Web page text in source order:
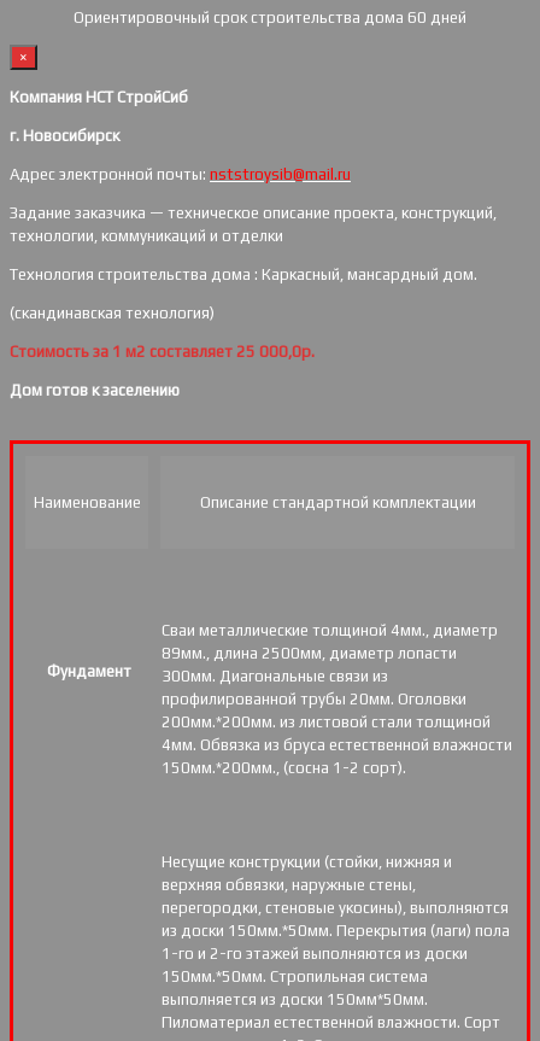
Ориентировочный срок строительства дома 60 дней
×
Компания НСТ СтройСиб
г. Новосибирск
Адрес электронной почты: nststroysib@mail.ru
Задание заказчика — техническое описание проекта, конструкций,
технологии, коммуникаций и отделки
Технология строительства дома : Каркасный, мансардный дом.
(скандинавская технология)
Стоимость за 1 м2 составляет 25 000,0р.
Дом готов к заселению
Наименование Описание стандартной комплектации
Фундамент
Сваи металлические толщиной 4мм., диаметр
89мм., длина 2500мм, диаметр лопасти
300мм. Диагональные связи из
профилированной трубы 20мм. Оголовки
200мм.*200мм. из листовой стали толщиной
4мм. Обвязка из бруса естественной влажности
150мм.*200мм., (сосна 1-2 сорт).
Несущие конструкции (стойки, нижняя и
верхняя обвязки, наружные стены,
перегородки, стеновые укосины), выполняются
из доски 150мм.*50мм. Перекрытия (лаги) пола
1-го и 2-го этажей выполняются из доски
150мм.*50мм. Стропильная система
выполняется из доски 150мм*50мм.
Пиломатериал естественной влажности. Сорт